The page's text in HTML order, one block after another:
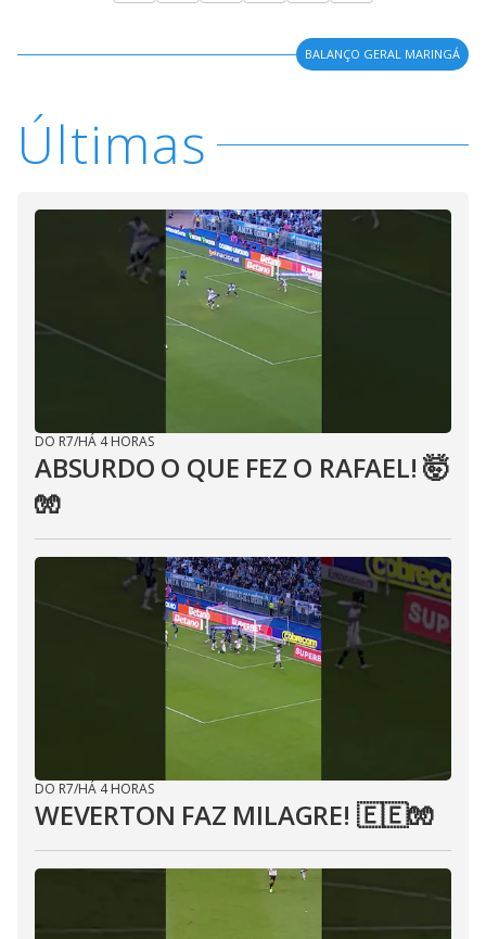
BALANÇO GERAL MARINGÁ
Últimas
DO R7/HÁ 4 HORAS
ABSURDO O QUE FEZ O RAFAEL! 🤯
🧤
DO R7/HÁ 4 HORAS
WEVERTON FAZ MILAGRE! 🇪🇪🧤